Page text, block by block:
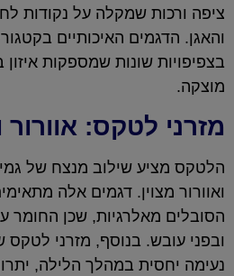
ציפה ורכות שמקלה על נקודות
והאגן. הדגמים האיכותיים
בצפיפויות שונות שמספקות איזון
מוצקה.
מזרני לטקס:
הלטקס מציע שילוב מנצח של
ואוורור מצוין. דגמים אלה
הסובלים מאלרגיות, שכן החומר
ובפני עובש. בנוסף, מזרני
נעימה יחסית במהלך הלילה,